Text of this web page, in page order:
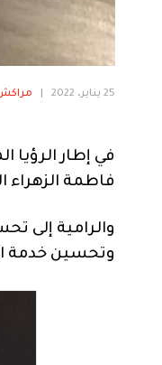
25 يناير، 2022 مراكش
في إطار
فاطمة الزهراء
والرامية إلى
وتحسين خدمة